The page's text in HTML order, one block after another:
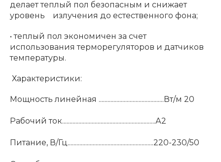
делает теплый пол безопасным и снижает
уровень излучения до естественного фона;
• теплый пол экономичен за счет
использования терморегуляторов и датчиков
температуры.
Характеристики:
Мощность линейная ............................................Вт/м 20
Рабочий ток...............................................................А2
Питание, В/Гц..........................................................220-230/50